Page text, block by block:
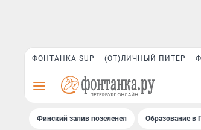
ФОНТАНКА SUP (ОТ)ЛИЧНЫЙ ПИТЕР
Финский залив позеленел Образование в